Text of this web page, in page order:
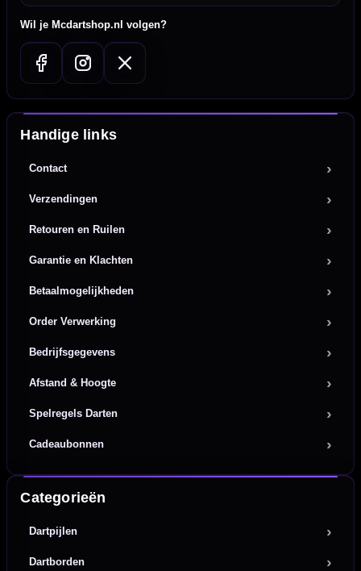
Wil je Mcdartshop.nl volgen?
Handige links
Contact
Verzendingen
Retouren en Ruilen
Garantie en Klachten
Betaalmogelijkheden
Order Verwerking
Bedrijfsgegevens
Afstand & Hoogte
Spelregels Darten
Cadeaubonnen
Categorieën
Dartpijlen
Dartborden